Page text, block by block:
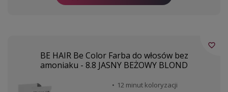
BE HAIR Be Color Farba do włosów bez
amoniaku - 8.8 JASNY BEŻOWY BLOND
12 minut koloryzacji
favorite_border